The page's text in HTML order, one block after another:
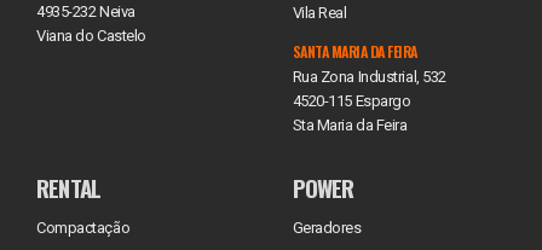
4935-232 Neiva
Viana do Castelo
Vila Real
SANTA MARIA DA FEIRA
Rua Zona Industrial, 532
4520-115 Espargo
Sta Maria da Feira
RENTAL
Compactação
POWER
Geradores